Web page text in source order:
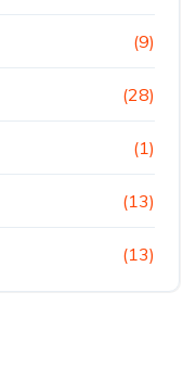
(9)
(28)
(1)
(13)
(13)